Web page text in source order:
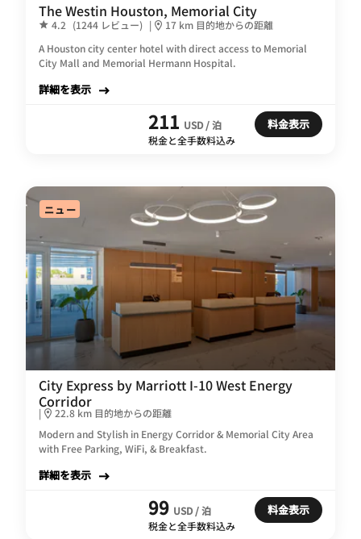
The Westin Houston, Memorial City
4.2 (1244 レビュー) |
17 km 目的地からの距離
A Houston city center hotel with direct access to Memorial
City Mall and Memorial Hermann Hospital.
詳細を表示
211 USD / 泊
税金と全手数料込み
料金表示
ニュー
City Express by Marriott I-10 West Energy
Corridor
|
22.8 km 目的地からの距離
Modern and Stylish in Energy Corridor & Memorial City Area
with Free Parking, WiFi, & Breakfast.
詳細を表示
99 USD / 泊
税金と全手数料込み
料金表示